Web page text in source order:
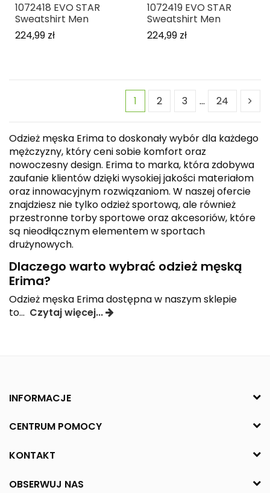
1072418 EVO STAR
Sweatshirt Men
224,99 zł
1072419 EVO STAR
Sweatshirt Men
224,99 zł
1 2 3 … 24
Odzież męska Erima to doskonały wybór dla każdego
mężczyzny, który ceni sobie komfort oraz
nowoczesny design. Erima to marka, która zdobywa
zaufanie klientów dzięki wysokiej jakości materiałom
oraz innowacyjnym rozwiązaniom. W naszej ofercie
znajdziesz nie tylko odzież sportową, ale również
przestronne torby sportowe oraz akcesoriów, które
są nieodłącznym elementem w sportach
drużynowych.
Dlaczego warto wybrać odzież męską
Erima?
Odzież męska Erima dostępna w naszym sklepie
to... Czytaj więcej...
INFORMACJE
CENTRUM POMOCY
KONTAKT
OBSERWUJ NAS